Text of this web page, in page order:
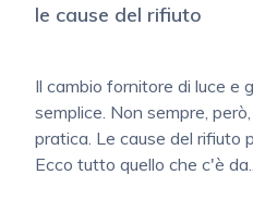
le cause del rifiuto
Il cambio fornitore di luce e
semplice. Non sempre,
pratica. Le cause del rifiuto
Ecco tutto quello che c'è